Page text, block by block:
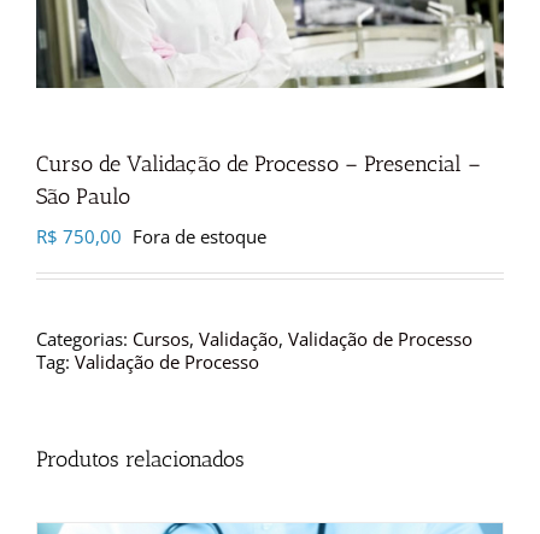
Curso de Validação de Processo – Presencial –
São Paulo
R$ 750,00 Fora de estoque
Categorias: Cursos, Validação, Validação de Processo
Tag: Validação de Processo
Produtos relacionados